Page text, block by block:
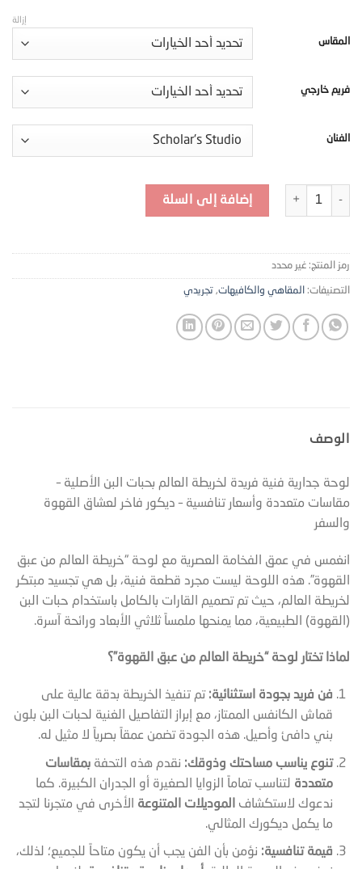
المقاس
فريم خارجي
الفنان
إزالة
كمية لوحة خريطة العالم بحبوب القهوة - MRT-021210
إضافة إلى السلة
رمز المنتج: غير محدد
التصنيفات: المقاهي والكافيهات, تجريدي
الوصف
لوحة جدارية فنية فريدة لخريطة العالم بحبات البن الأصلية –
مقاسات متعددة وأسعار تنافسية – ديكور فاخر لعشاق القهوة
والسفر
انغمس في عمق الفخامة العصرية مع لوحة “خريطة العالم من عبق
القهوة”. هذه اللوحة ليست مجرد قطعة فنية، بل هي تجسيد مبتكر
لخريطة العالم، حيث تم تصميم القارات بالكامل باستخدام حبات البن
(القهوة) الطبيعية، مما يمنحها ملمساً ثلاثي الأبعاد ورائحة آسرة.
لماذا تختار لوحة “خريطة العالم من عبق القهوة”؟
فن فريد بجودة استثنائية: تم تنفيذ الخريطة بدقة عالية على
قماش الكانفس الممتاز، مع إبراز التفاصيل الغنية لحبات البن بلون
بني دافئ وأصيل. هذه الجودة تضمن عمقاً بصرياً لا مثيل له.
تنوع يناسب مساحتك وذوقك: نقدم هذه التحفة بمقاسات
متعددة لتناسب تماماً الزوايا الصغيرة أو الجدران الكبيرة. كما
ندعوك لاستكشاف
الموديلات المتنوعة الأخرى في متجرنا لتجد
ما يكمل ديكورك المثالي.
قيمة تنافسية: نؤمن بأن الفن يجب أن يكون متاحاً للجميع؛ لذلك،